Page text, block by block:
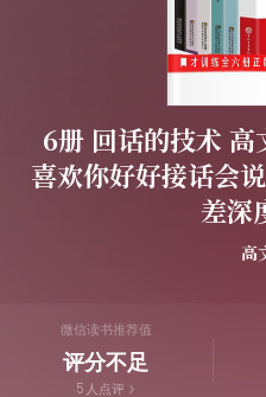
6册 回话的技术 高
喜欢你好好接话会
差深
高
微信读书推荐值
评分不足
5 人点评